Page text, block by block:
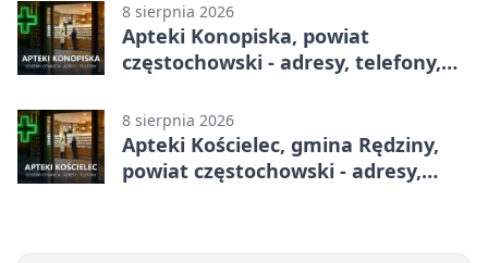
8 sierpnia 2026
Apteki Konopiska, powiat
częstochowski - adresy, telefony,
8 sierpnia 2026
Apteki Kościelec, gmina Rędziny,
powiat częstochowski - adresy,